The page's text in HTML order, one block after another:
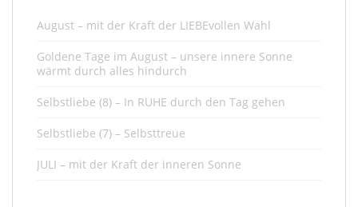
August – mit der Kraft der LIEBEvollen Wahl
Goldene Tage im August – unsere innere Sonne
wärmt durch alles hindurch
Selbstliebe (8) – In RUHE durch den Tag gehen
Selbstliebe (7) – Selbsttreue
JULI – mit der Kraft der inneren Sonne